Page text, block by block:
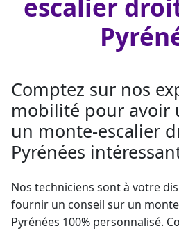
escalier
Comptez sur nos
mobilité pour avoir
un monte-escalier
Pyrénées
Nos techniciens sont à votre
fournir un conseil sur un
Pyrénées 100% personnalisé.